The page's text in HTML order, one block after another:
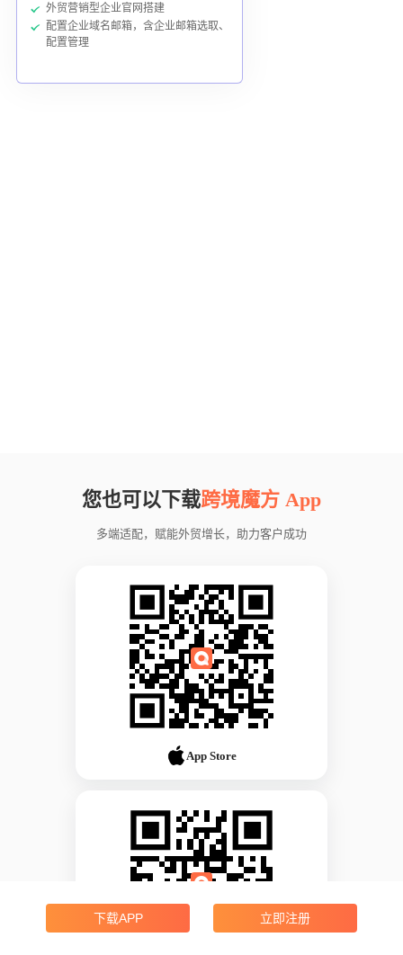
外贸营销型企业官网搭建
配置企业域名邮箱，含企业邮箱选取、
配置管理
您也可以下载跨境魔方 App
多端适配，赋能外贸增长，助力客户成功
App Store
下载APP 立即注册